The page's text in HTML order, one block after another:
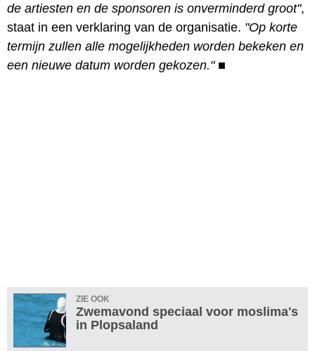
de artiesten en de sponsoren is onverminderd groot",
staat in een verklaring van de organisatie. "Op korte
termijn zullen alle mogelijkheden worden bekeken en
een nieuwe datum worden gekozen." ■
ZIE OOK
Zwemavond speciaal voor moslima's
in Plopsaland